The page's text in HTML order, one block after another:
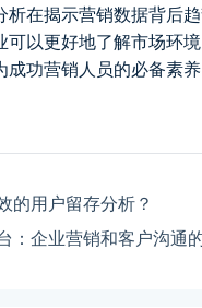
析在揭示营销数据背后
可以更好地了解市场环
成功营销人员的必备素
的用户留存分析？
：企业营销和客户沟通